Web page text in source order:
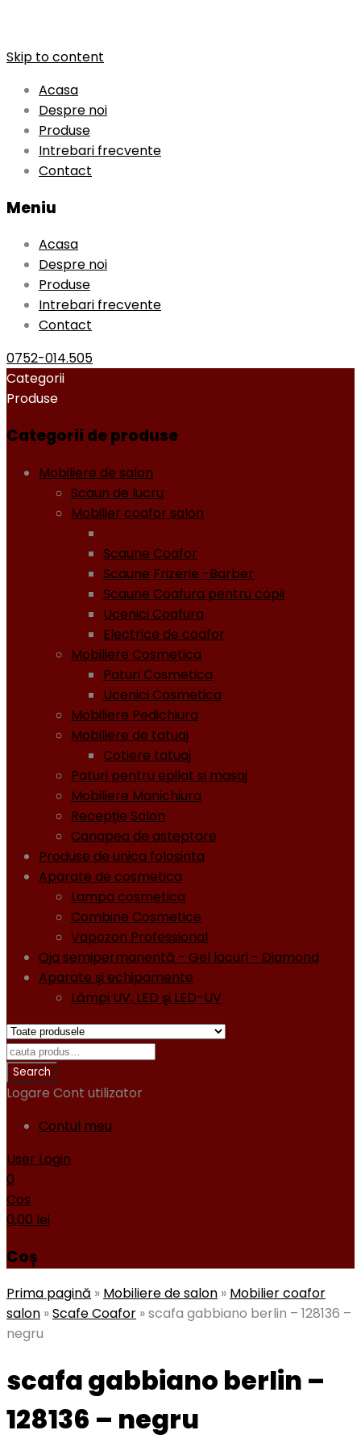
Skip to content
Acasa
Despre noi
Produse
Intrebari frecvente
Contact
Meniu
Acasa
Despre noi
Produse
Intrebari frecvente
Contact
0752-014.505
Categorii
Produse
Categorii de produse
Mobiliere de salon
Scaun de lucru
Mobilier coafor salon
Scaune Coafor
Scaune Frizerie -Barber
Scaune Coafura pentru copii
Ucenici Coafura
Electrice de coafor
Mobiliere Cosmetica
Paturi Cosmetica
Ucenici Cosmetica
Mobiliere Pedichiura
Mobiliere de tatuaj
Cotiere tatuaj
Paturi pentru epilat si masaj
Mobiliere Manichiura
Recepţie Salon
Canapea de asteptare
Produse de unica folosinta
Aparate de cosmetica
Lampa cosmetica
Combine Cosmetice
Vapozon Professional
Oja semipermanentă - Gel lacuri - Diamond
Aparate şi echipamente
Lămpi UV, LED şi LED-UV
Logare Cont utilizator
Contul meu
User Login
0
Cos
0,00 lei
Coș
Prima pagină » Mobiliere de salon » Mobilier coafor
salon »Scafe Coafor »scafa gabbiano berlin – 128136 –
negru
scafa gabbiano berlin –
128136 – negru